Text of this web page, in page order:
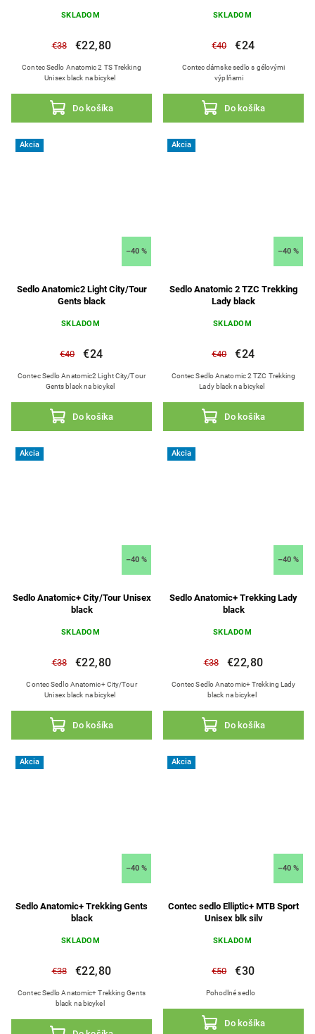
SKLADOM
€38 €22,80
Do košíka
Contec Sedlo Anatomic 2 TS Trekking
Unisex black na bicykel
SKLADOM
€40 €24
Do košíka
Contec dámske sedlo s gélovými
výplňami
Akcia
–40 %
Sedlo Anatomic2 Light City/Tour
Gents black
SKLADOM
€40 €24
Do košíka
Contec Sedlo Anatomic2 Light City/Tour
Gents black na bicykel
Akcia
–40 %
Sedlo Anatomic 2 TZC Trekking
Lady black
SKLADOM
€40 €24
Do košíka
Contec Sedlo Anatomic 2 TZC Trekking
Lady black na bicykel
Akcia
–40 %
Sedlo Anatomic+ City/Tour Unisex
black
SKLADOM
€38 €22,80
Do košíka
Contec Sedlo Anatomic+ City/Tour
Unisex black na bicykel
Akcia
–40 %
Sedlo Anatomic+ Trekking Lady
black
SKLADOM
€38 €22,80
Do košíka
Contec Sedlo Anatomic+ Trekking Lady
black na bicykel
Akcia
–40 %
Sedlo Anatomic+ Trekking Gents
black
SKLADOM
€38 €22,80
Contec Sedlo Anatomic+ Trekking Gents
black na bicykel
Akcia
–40 %
Contec sedlo Elliptic+ MTB Sport
Unisex blk silv
SKLADOM
€50 €30
Do košíka
Pohodlné sedlo